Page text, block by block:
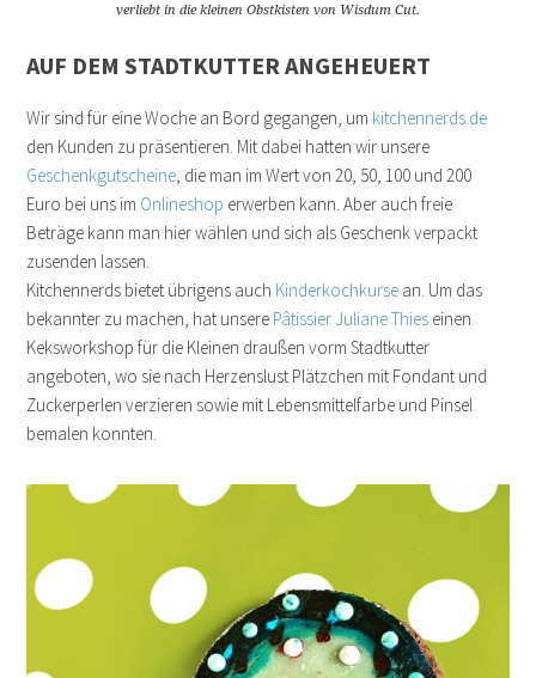
verliebt in die kleinen Obstkisten von Wisdum Cut.
AUF DEM STADTKUTTER ANGEHEUERT
Wir sind für eine Woche an Bord gegangen, um kitchennerds.de
den Kunden zu präsentieren. Mit dabei hatten wir unsere
Geschenkgutscheine, die man im Wert von 20, 50, 100 und 200
Euro bei uns im Onlineshop erwerben kann. Aber auch freie
Beträge kann man hier wählen und sich als Geschenk verpackt
zusenden lassen.
Kitchennerds bietet übrigens auch Kinderkochkurse an. Um das
bekannter zu machen, hat unsere Pâtissier Juliane Thies einen
Keksworkshop für die Kleinen draußen vorm Stadtkutter
angeboten, wo sie nach Herzenslust Plätzchen mit Fondant und
Zuckerperlen verzieren sowie mit Lebensmittelfarbe und Pinsel
bemalen konnten.